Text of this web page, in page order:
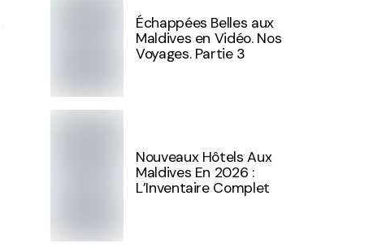
Échappées Belles aux
Maldives en Vidéo. Nos
Voyages. Partie 3
Nouveaux Hôtels Aux
Maldives En 2026 :
L’Inventaire Complet